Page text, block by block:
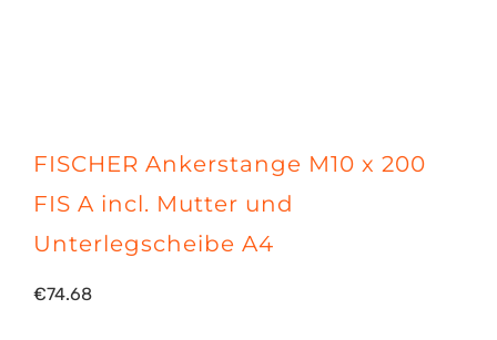
FISCHER Ankerstange M10 x 200
FIS A incl. Mutter und
Unterlegscheibe A4
€74.68